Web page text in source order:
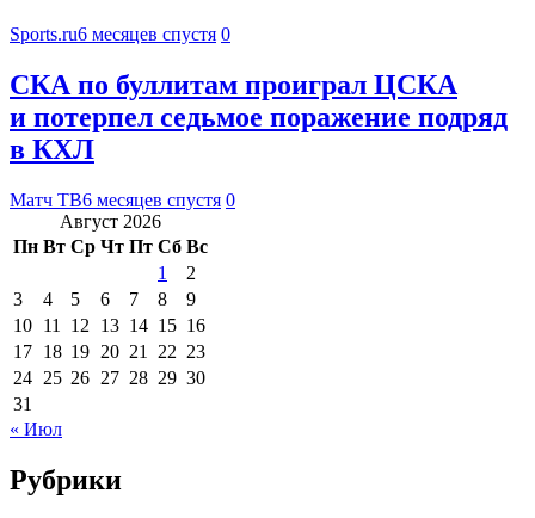
Sports.ru6 месяцев спустя 0
СКА по буллитам проиграл ЦСКА
и потерпел седьмое поражение подряд
в КХЛ
Матч ТВ6 месяцев спустя 0
Август 2026
Пн Вт Ср Чт Пт Сб Вс
1
2
3
4 5 6 7 8
9
10 11 12 13 14 15 16
17 18 19 20 21 22 23
24 25 26 27 28 29 30
31
« Июл
Рубрики